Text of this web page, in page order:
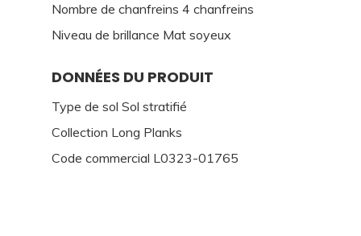
Nombre de chanfreins 4 chanfreins
Niveau de brillance Mat soyeux
DONNÉES DU PRODUIT
Type de sol Sol stratifié
Collection Long Planks
Code commercial L0323-01765